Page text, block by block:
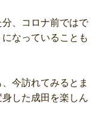
、コロナ前ではで
なっていることも
今訪れてみるとま
した成田を楽しん